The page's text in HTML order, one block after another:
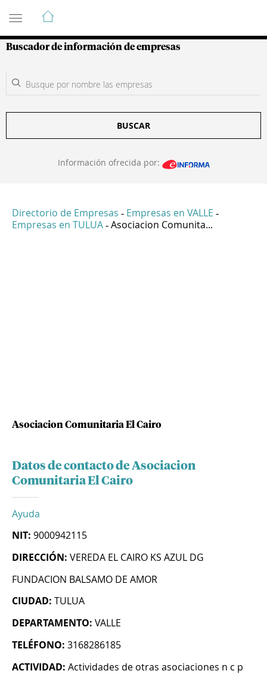
Guía de Empresas Colombianas
Buscador de información de empresas
BUSCAR
Información ofrecida por:
Directorio de Empresas - Empresas en VALLE -
Empresas en TULUA - Asociacion Comunita...
Asociacion Comunitaria El Cairo
Datos de contacto de Asociacion
Comunitaria El Cairo
Ayuda
NIT: 9000942115
DIRECCIÓN: VEREDA EL CAIRO KS AZUL DG
FUNDACION BALSAMO DE AMOR
CIUDAD: TULUA
DEPARTAMENTO: VALLE
TELÉFONO: 3168286185
ACTIVIDAD: Actividades de otras asociaciones n c p